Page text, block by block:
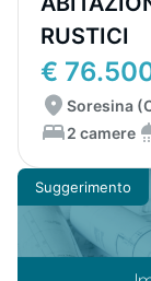
RUSTICI
€
Soresina
2 camere
Suggerimento